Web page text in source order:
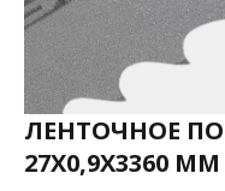
ЛЕНТОЧНОЕ
27X0,9X3360 ММ